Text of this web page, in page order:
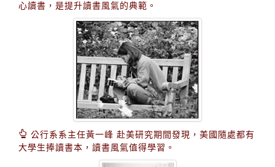
心讀書，是提升讀書風氣的典範。
公行系系主任黃一峰 赴美研究期間發現，美國隨處都有
大學生捧讀書本，讀書風氣值得學習。